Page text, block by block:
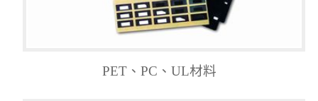
PET、PC、UL材料